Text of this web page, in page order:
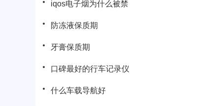
iqos电子烟为什么被禁
防冻液保质期
牙膏保质期
口碑最好的行车记录仪
什么车载导航好